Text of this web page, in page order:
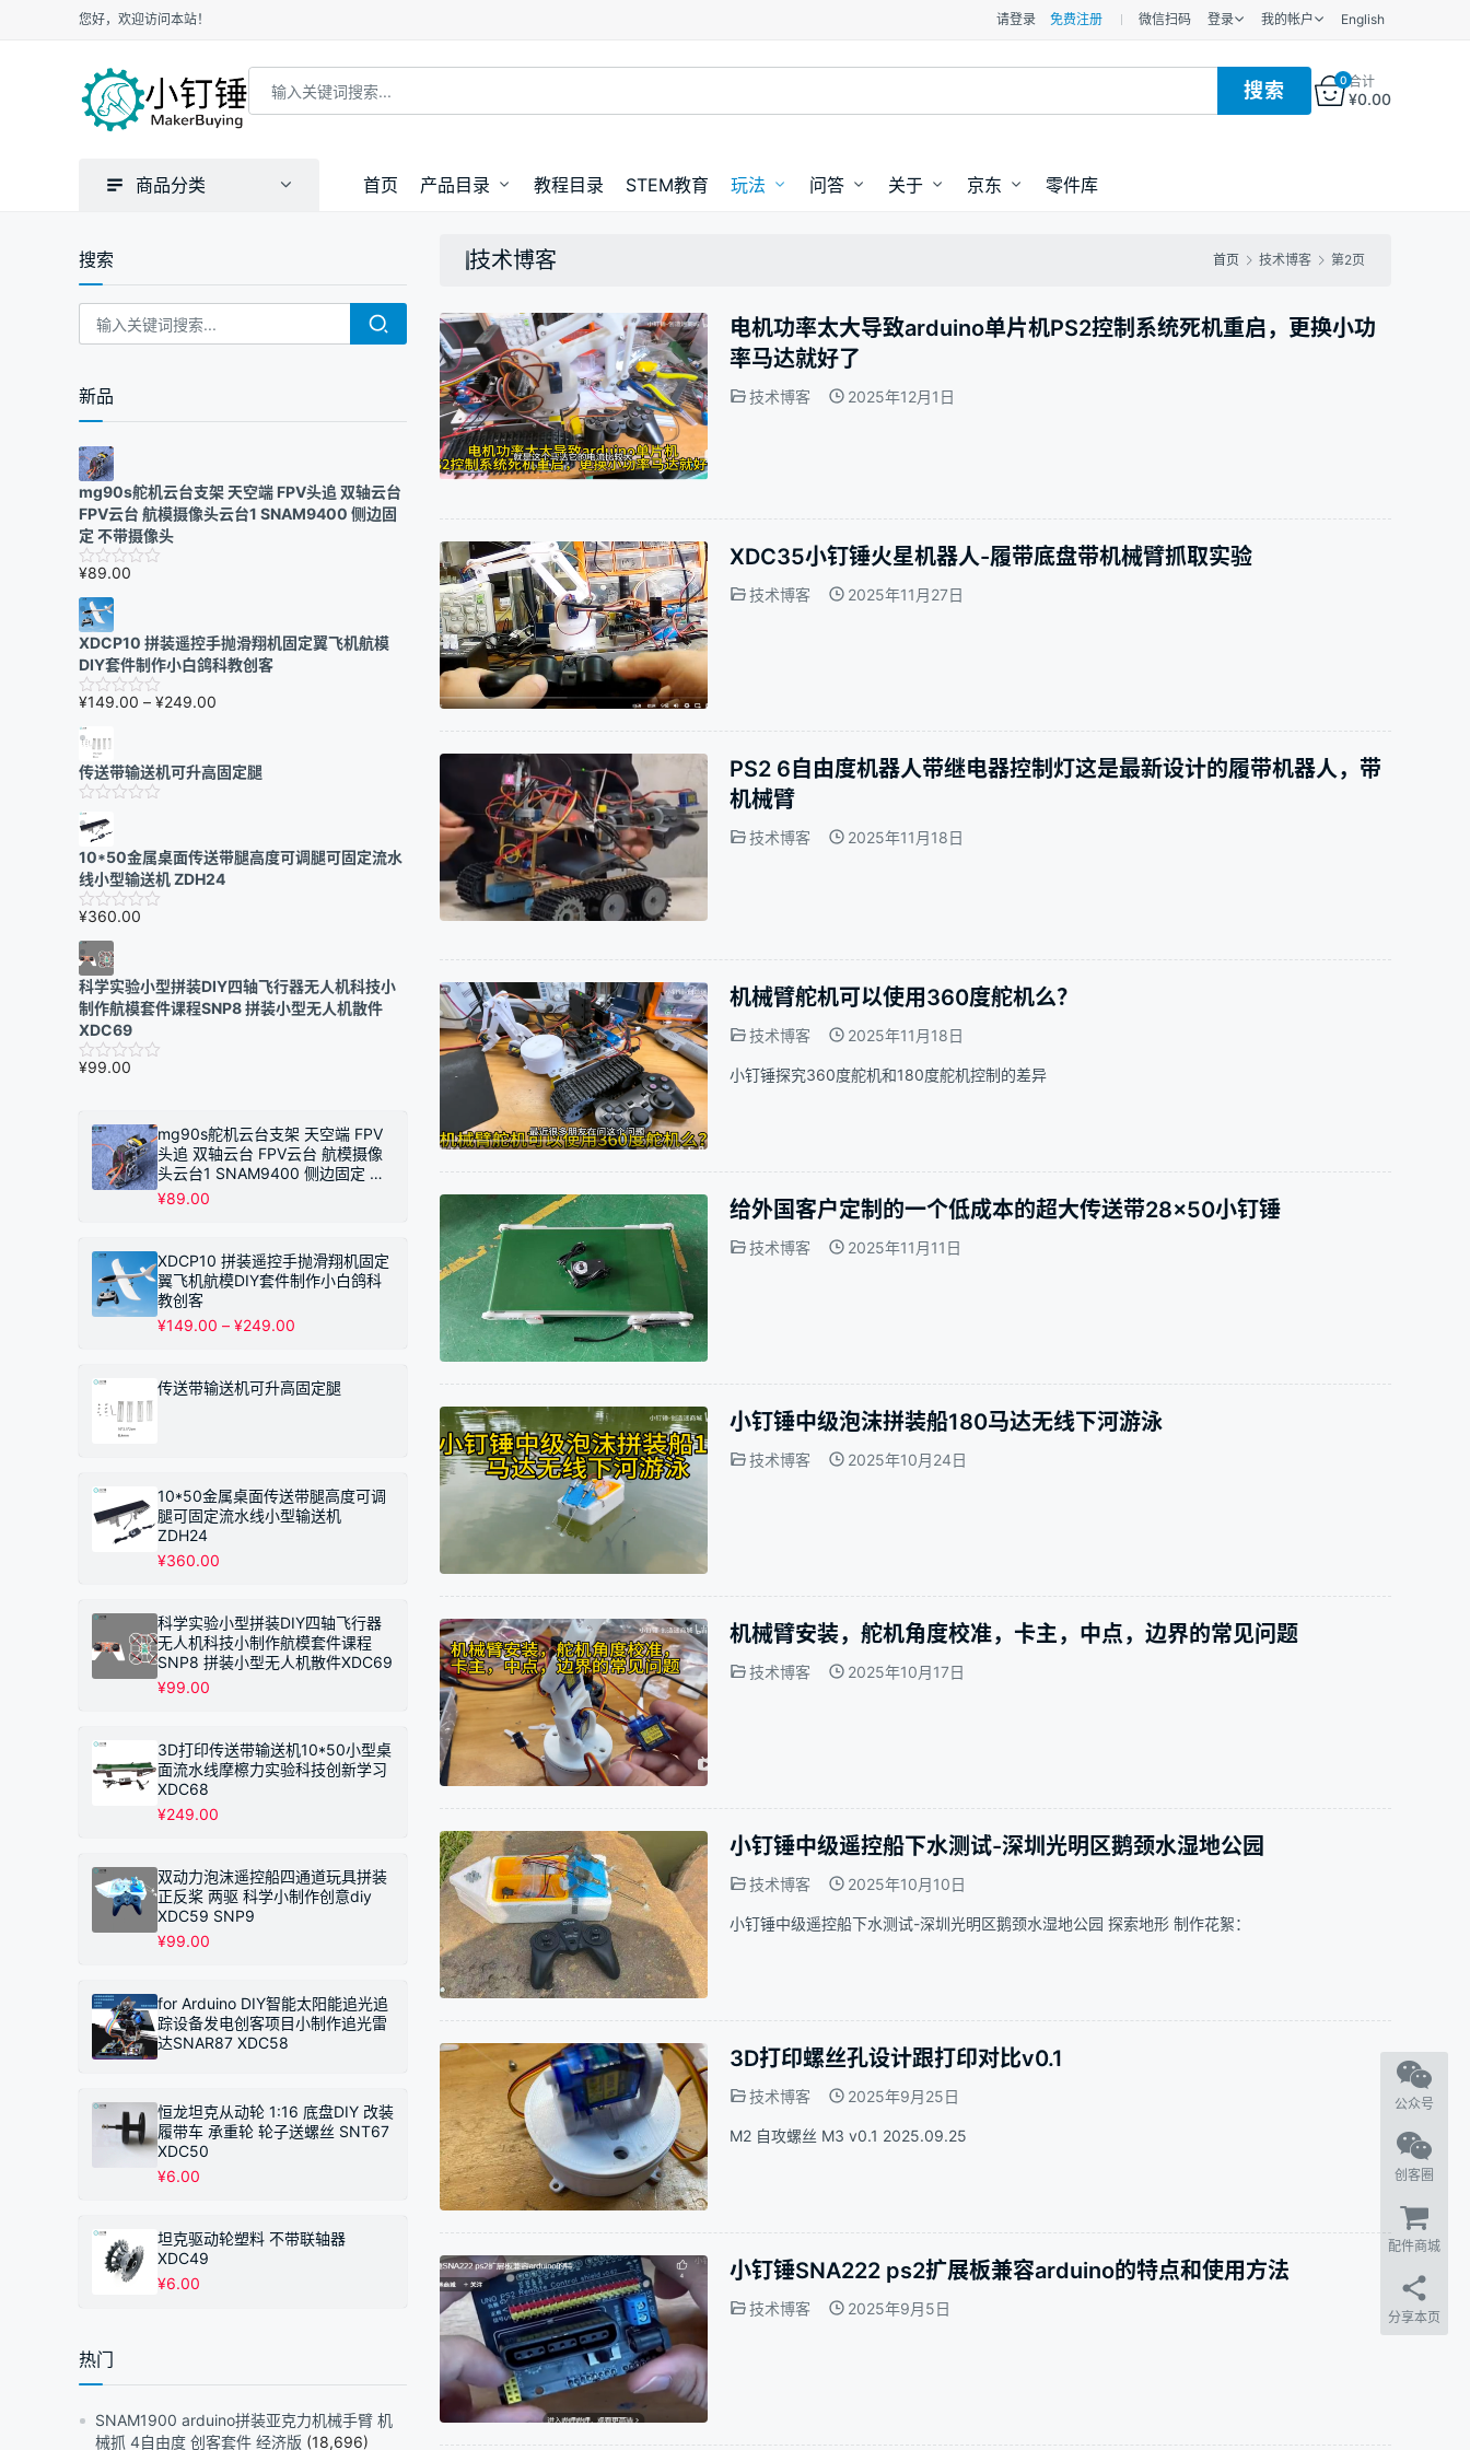
您好，欢迎访问本站！ 请登录 免费注册 微信扫码 登录 我的帐户 English
0合计
¥0.00
商品分类 首页 产品目录 教程目录 STEM教育 玩法 问答 关于 京东 零件库
技术博客 首页 技术博客 第2页
电机功率太大导致arduino单片机PS2控制系统死机重启，更换小功
率马达就好了
技术博客 2025年12月1日
XDC35小钉锤火星机器人-履带底盘带机械臂抓取实验
技术博客 2025年11月27日
PS2 6自由度机器人带继电器控制灯这是最新设计的履带机器人，带
机械臂
技术博客 2025年11月18日
机械臂舵机可以使用360度舵机么？
技术博客 2025年11月18日
小钉锤探究360度舵机和180度舵机控制的差异
给外国客户定制的一个低成本的超大传送带28×50小钉锤
技术博客 2025年11月11日
小钉锤中级泡沫拼装船180马达无线下河游泳
技术博客 2025年10月24日
机械臂安装，舵机角度校准，卡主，中点，边界的常见问题
技术博客 2025年10月17日
小钉锤中级遥控船下水测试-深圳光明区鹅颈水湿地公园
技术博客 2025年10月10日
小钉锤中级遥控船下水测试-深圳光明区鹅颈水湿地公园 探索地形 制作花絮：
3D打印螺丝孔设计跟打印对比v0.1
技术博客 2025年9月25日
M2 自攻螺丝 M3 v0.1 2025.09.25
小钉锤SNA222 ps2扩展板兼容arduino的特点和使用方法
技术博客 2025年9月5日
搜索
新品
mg90s舵机云台支架 天空端 FPV头追 双轴云台
FPV云台 航模摄像头云台1 SNAM9400 侧边固
定 不带摄像头
¥89.00
XDCP10 拼装遥控手抛滑翔机固定翼飞机航模
DIY套件制作小白鸽科教创客
¥149.00 – ¥249.00
围：
传送带输送机可升高固定腿
10*50金属桌面传送带腿高度可调腿可固定流水
线小型输送机 ZDH24
¥360.00
科学实验小型拼装DIY四轴飞行器无人机科技小
制作航模套件课程SNP8 拼装小型无人机散件
XDC69
¥99.00
mg90s舵机云台支架 天空端 FPV
头追 双轴云台 FPV云台 航模摄像
头云台1 SNAM9400 侧边固定 不
带摄像头
¥89.00
XDCP10 拼装遥控手抛滑翔机固定
翼飞机航模DIY套件制作小白鸽科
教创客
¥149.00 – ¥249.00
围：
传送带输送机可升高固定腿
10*50金属桌面传送带腿高度可调
腿可固定流水线小型输送机
ZDH24
¥360.00
科学实验小型拼装DIY四轴飞行器
无人机科技小制作航模套件课程
SNP8 拼装小型无人机散件XDC69
¥99.00
3D打印传送带输送机10*50小型桌
面流水线摩檫力实验科技创新学习
XDC68
¥249.00
双动力泡沫遥控船四通道玩具拼装
正反桨 两驱 科学小制作创意diy
XDC59 SNP9
¥99.00
for Arduino DIY智能太阳能追光追
踪设备发电创客项目小制作追光雷
达SNAR87 XDC58
恒龙坦克从动轮 1:16 底盘DIY 改装
履带车 承重轮 轮子送螺丝 SNT67
XDC50
¥6.00
坦克驱动轮塑料 不带联轴器
XDC49
¥6.00
热门
SNAM1900 arduino拼装亚克力机械手臂 机
械抓 4自由度 创客套件 经济版 (18,696)
公众号
创客圈
配件商城
分享本页